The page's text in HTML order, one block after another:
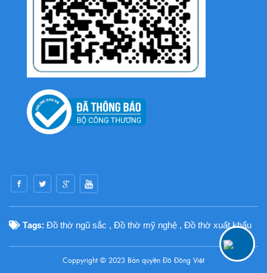
Tags: Đồ thờ ngũ sắc , Đồ thờ mỹ nghệ , Đồ thờ xuất khẩu
Coppyright © 2023 Bản quyền Đồ Đồng Việt